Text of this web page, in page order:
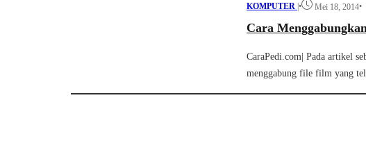
KOMPUTER |• Mei 18, 2014•
Cara
CaraPedi.com| Pada artikel
menggabung file film yang